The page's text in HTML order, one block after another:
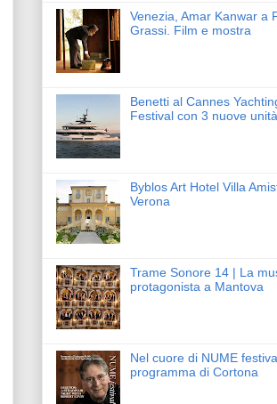
Venezia, Amar Kanwar a
Grassi. Film e mostra
Benetti al Cannes
Festival con 3 nuove unità
Byblos Art Hotel Villa
Verona
Trame Sonore 14 | La
protagonista a Mantova
Nel cuore di NUME
programma di Cortona